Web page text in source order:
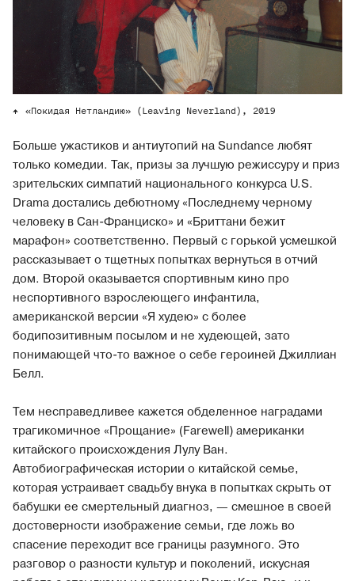
«Покидая Нетландию» (Leaving Neverland), 2019
Больше ужастиков и антиутопий на Sundance любят
только комедии. Так, призы за лучшую режиссуру и приз
зрительских симпатий национального конкурса U.S.
Drama достались дебютному «Последнему черному
человеку в Сан-Франциско» и «Бриттани бежит
марафон» соответственно. Первый с горькой усмешкой
рассказывает о тщетных попытках вернуться в отчий
дом. Второй оказывается спортивным кино про
неспортивного взрослеющего инфантила,
американской версии «Я худею» с более
бодипозитивным посылом и не худеющей, зато
понимающей что-то важное о себе героиней Джиллиан
Белл.
Тем несправедливее кажется обделенное наградами
трагикомичное «Прощание» (Farewell) американки
китайского происхождения Лулу Ван.
Автобиографическая истории о китайской семье,
которая устраивает свадьбу внука в попытках скрыть от
бабушки ее смертельный диагноз, — смешное в своей
достоверности изображение семьи, где ложь во
спасение переходит все границы разумного. Это
разговор о разности культур и поколений, искусная